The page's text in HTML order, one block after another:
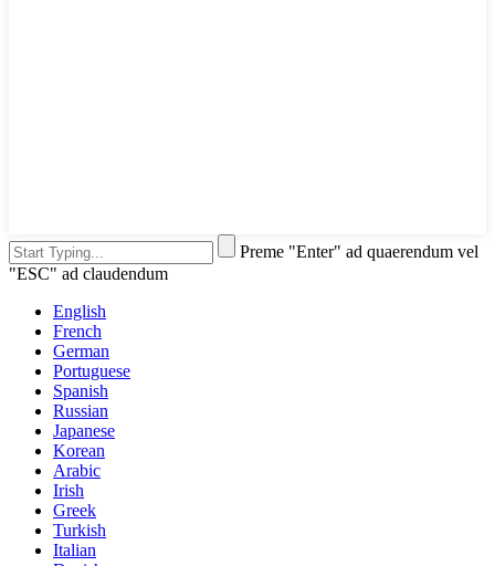
Preme "Enter" ad quaerendum vel
"ESC" ad claudendum
English
French
German
Portuguese
Spanish
Russian
Japanese
Korean
Arabic
Irish
Greek
Turkish
Italian